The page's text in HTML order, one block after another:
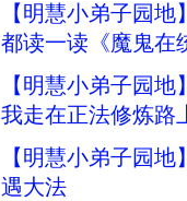
【明慧小弟子园
都读一读《魔鬼在
【明慧小弟子园
我走在正法修炼路
【明慧小弟子园
遇大法